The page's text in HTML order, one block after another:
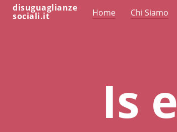
disuguaglianze
sociali.it Home Chi Siamo
Is